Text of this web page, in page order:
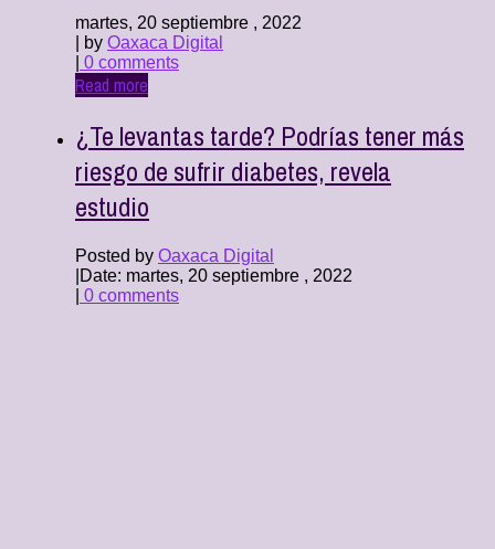
martes, 20 septiembre , 2022
| by Oaxaca Digital
0 comments
Read more
¿Te levantas tarde? Podrías tener más
riesgo de sufrir diabetes, revela
estudio
Posted by Oaxaca Digital
Date: martes, 20 septiembre , 2022
0 comments